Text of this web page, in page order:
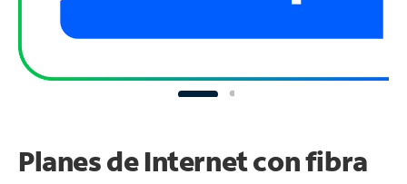
Planes de Internet con fibra